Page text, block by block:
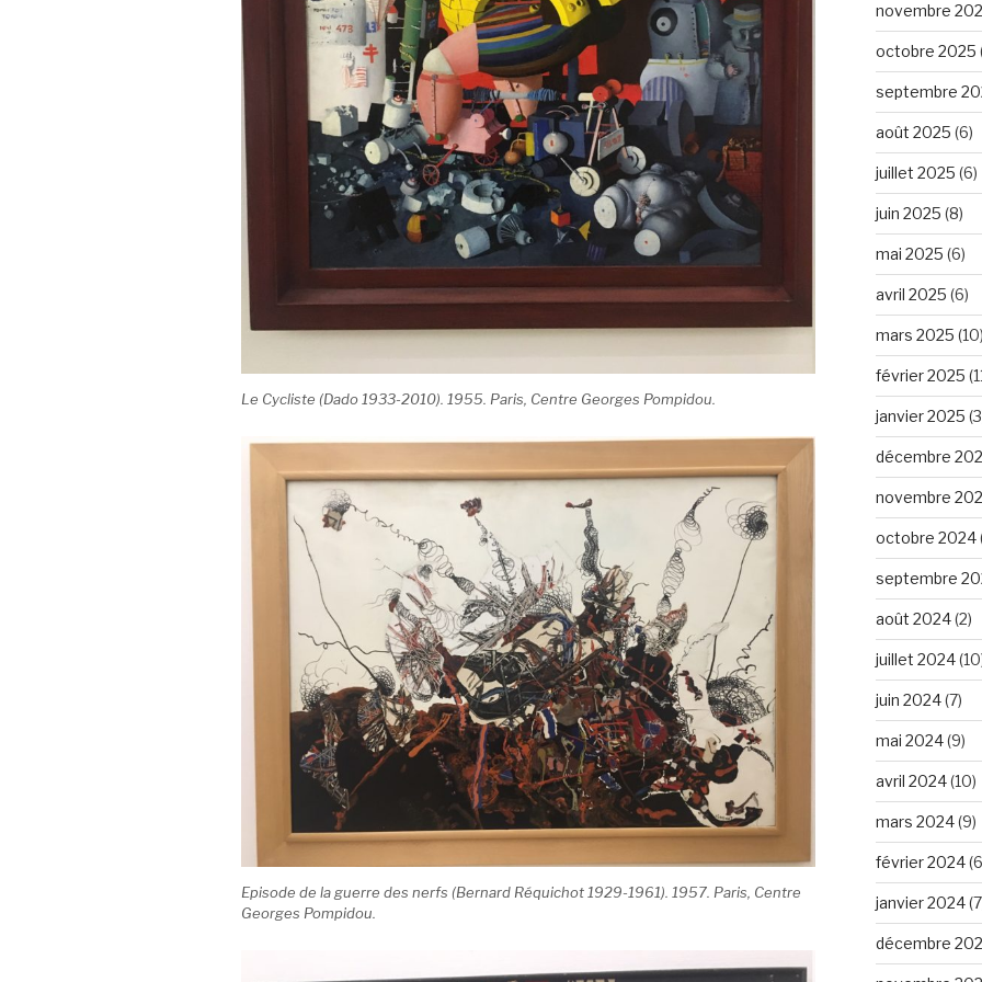
Le Cycliste (Dado 1933-2010). 1955. Paris, Centre Georges Pompidou.
Episode de la guerre des nerfs (Bernard Réquichot 1929-1961). 1957. Paris, Centre
Georges Pompidou.
novembre
octobre 2025
septembre
août 2025 (6)
juillet 2025 (6)
juin 2025 (8)
mai 2025 (6)
avril 2025 (6)
mars 2025 (10)
février 2025
janvier 2025
décembre
novembre
octobre 2024
septembre
août 2024(2)
juillet 2024
juin 2024(7)
mai 2024(9)
avril 2024(10)
mars 2024(9)
février 2024
janvier 2024
décembre